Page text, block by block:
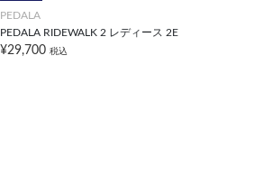
PEDALA
PEDALA RIDEWALK 2 レディース 2E
¥29,700 税込